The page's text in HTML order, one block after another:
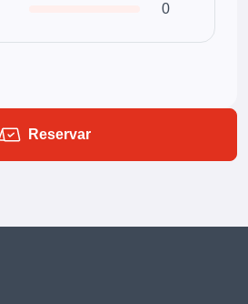
0
Reservar